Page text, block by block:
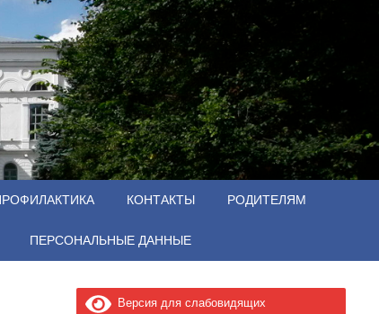
КОНТАКТЫ РОДИТЕЛЯМ
ПЕРСОНАЛЬНЫЕ ДАННЫЕ
Версия для слабовидящих